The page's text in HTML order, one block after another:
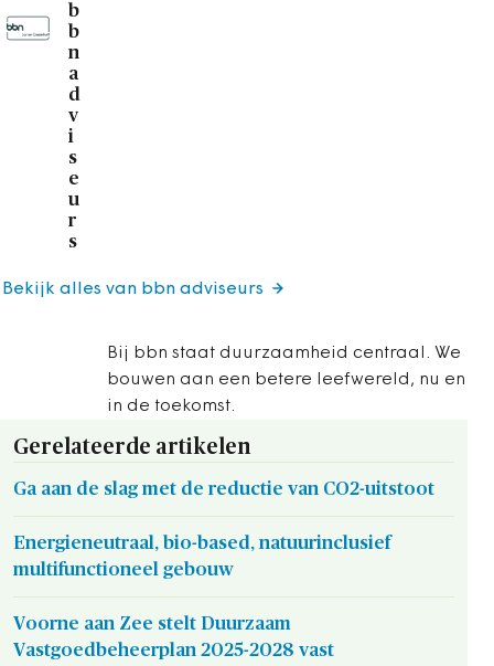
b
b
n
a
d
v
i
s
e
u
r
s
Bij bbn staat duurzaamheid centraal. We
bouwen aan een betere leefwereld, nu en
in de toekomst.
Bekijk alles van bbn adviseurs
Gerelateerde artikelen
Ga aan de slag met de reductie van CO2-uitstoot
Energieneutraal, bio-based, natuurinclusief
multifunctioneel gebouw
Voorne aan Zee stelt Duurzaam
Vastgoedbeheerplan 2025-2028 vast